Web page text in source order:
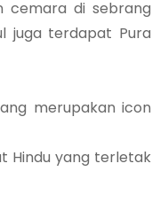
cemara di sebrang
juga terdapat Pura
merupakan icon
Hindu yang terletak